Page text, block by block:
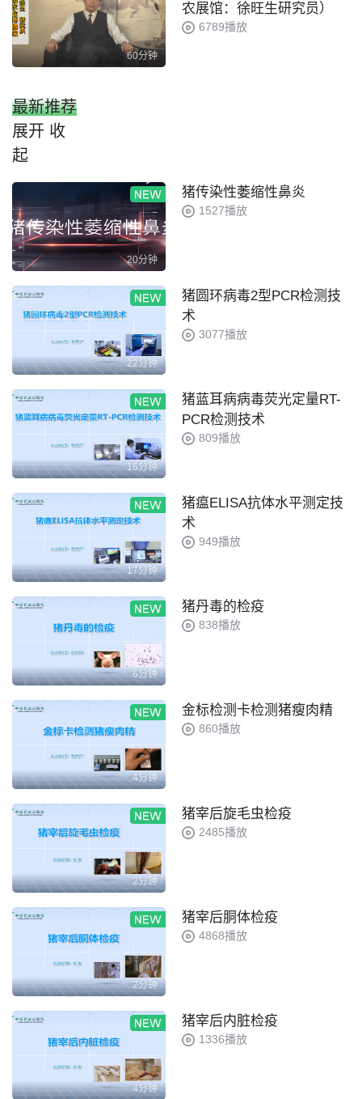
60分钟
农展馆：徐旺生研究员）
6789播放
最新推荐
展开 收
起
20分钟
猪传染性萎缩性鼻炎
1527播放
22分钟
猪圆环病毒2型PCR检测技
术
3077播放
16分钟
猪蓝耳病病毒荧光定量RT-
PCR检测技术
809播放
17分钟
猪瘟ELISA抗体水平测定技
术
949播放
6分钟
猪丹毒的检疫
838播放
4分钟
金标检测卡检测猪瘦肉精
860播放
2分钟
猪宰后旋毛虫检疫
2485播放
2分钟
猪宰后胴体检疫
4868播放
4分钟
猪宰后内脏检疫
1336播放